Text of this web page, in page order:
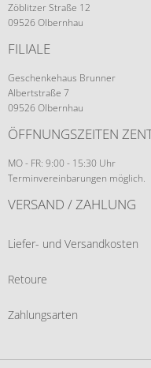
Zöblitzer Straße 12
09526 Olbernhau
FILIALE
Geschenkehaus Brunner
Albertstraße 7
09526 Olbernhau
ÖFFNUNGSZEITEN
MO - FR: 9:00 - 15:30 Uhr
Terminvereinbarungen möglich.
VERSAND / ZAHLUNG
Liefer- und Versandkosten
Retoure
Zahlungsarten